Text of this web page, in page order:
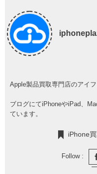
Apple製品買取専門店のアイフ
ブログにてiPhoneやiPad、
ています。
iPhone
Follow :